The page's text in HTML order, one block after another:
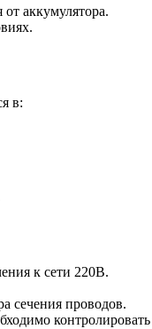
аккумулятора.
в:
к сети 220В.
сечения проводов.
контролировать